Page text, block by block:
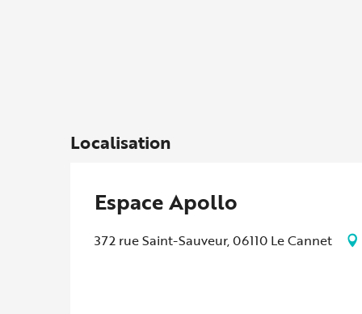
Localisation
Espace Apollo
372 rue Saint-Sauveur, 06110 Le Cannet